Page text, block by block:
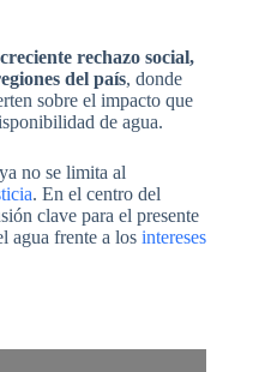
creciente rechazo social,
del país, donde
sobre el impacto que
de agua.
no se limita al
. En el centro del
clave para el presente
agua frente a los intereses